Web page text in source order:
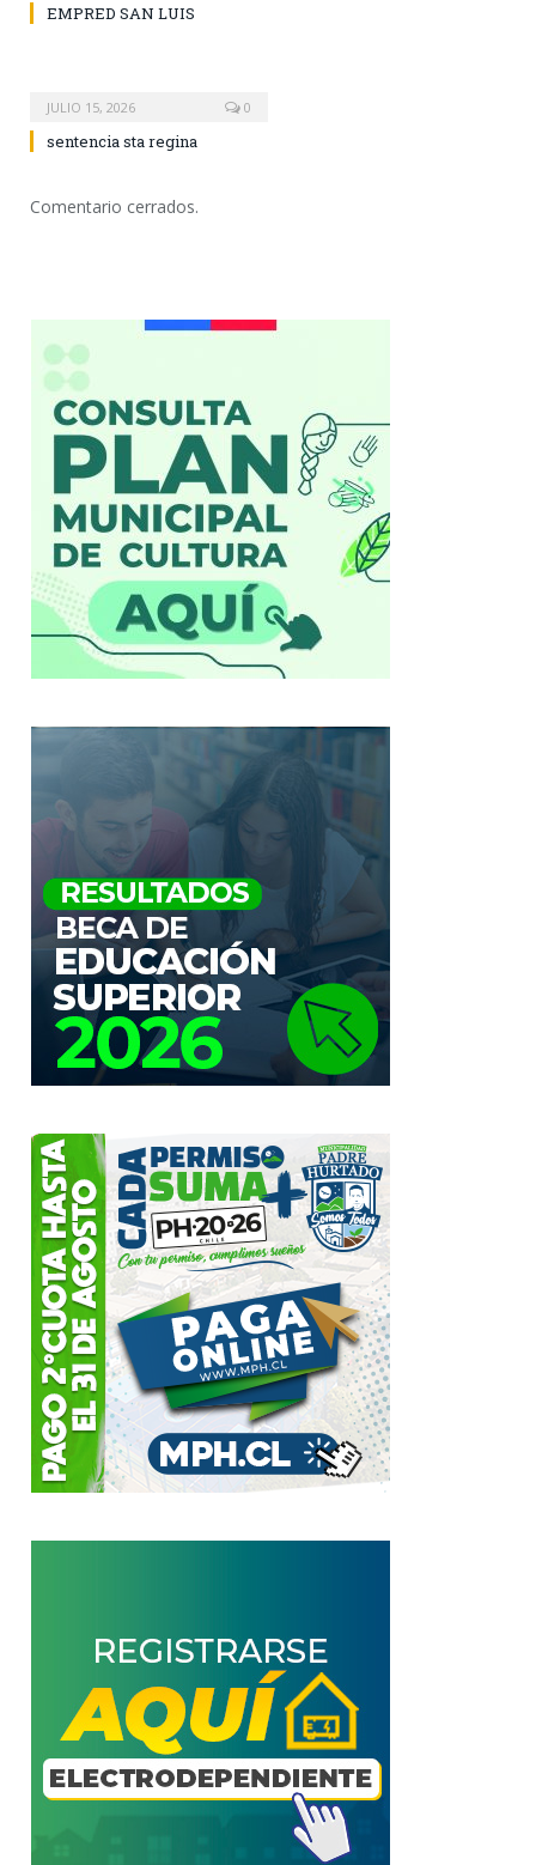
EMPRED SAN LUIS
JULIO 15, 2026 0
sentencia sta regina
Comentario cerrados.